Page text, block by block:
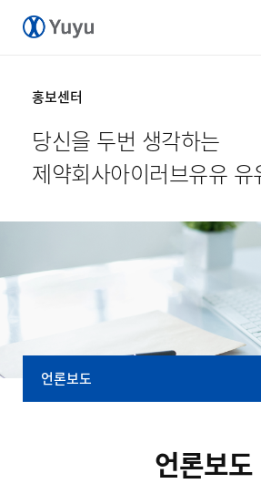
홍보센터
당신을 두번 생각하는
제약회사아이러브유유 유
언론보도
언론보도